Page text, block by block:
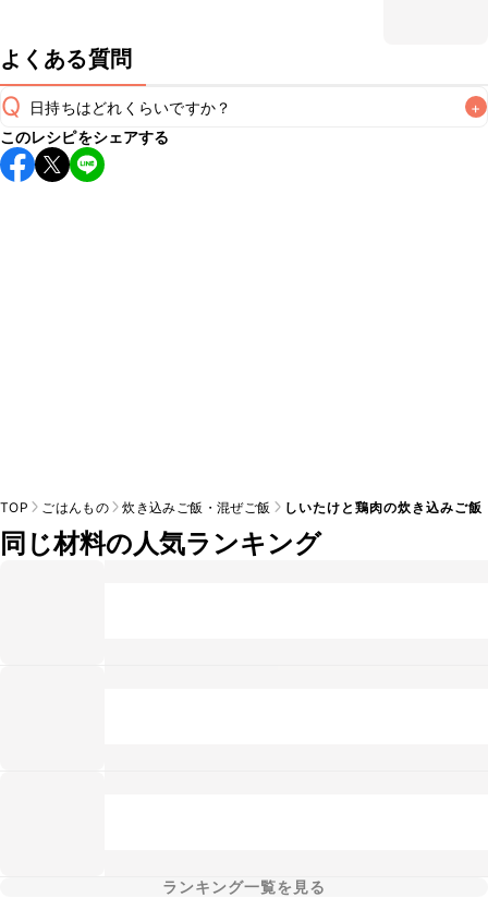
よくある質問
Q 日持ちはどれくらいですか？ +
保存期間は冷蔵で当日中が目安です。なるべくお早めにお召
し上がりください。
このレシピをシェアする
TOP ごはんもの 炊き込みご飯・混ぜご飯 しいたけと鶏肉の炊き込みご飯
同じ材料の人気ランキング
ランキング一覧を見る